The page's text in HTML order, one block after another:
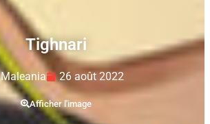
Tighnari
Maleania 26 août 2022
Afficher l'image